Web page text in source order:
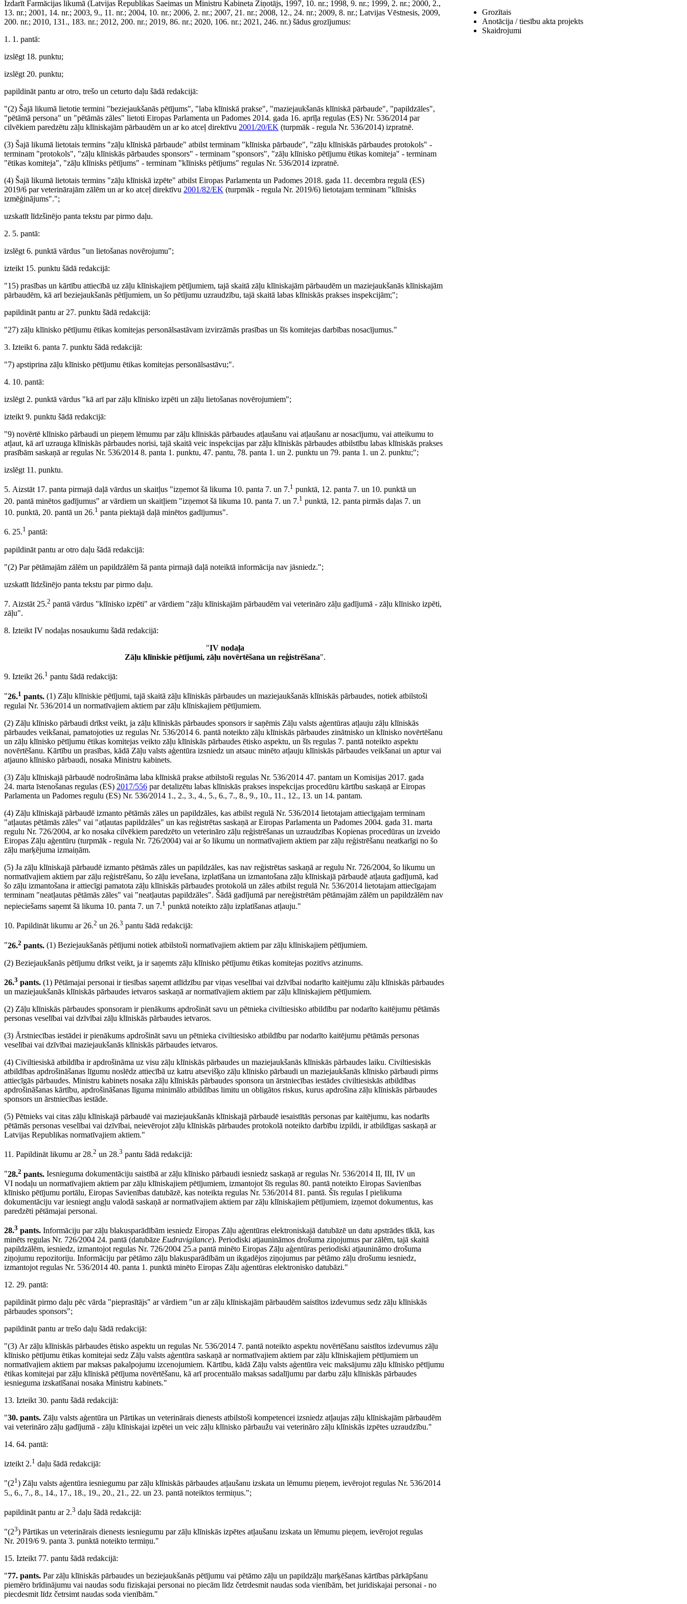
Izdarīt Farmācijas likumā (Latvijas Republikas Saeimas un Ministru Kabineta Ziņotājs, 1997, 10. nr.; 1998, 9. nr.; 1999, 2. nr.; 2000, 2.,
13. nr.; 2001, 14. nr.; 2003, 9., 11. nr.; 2004, 10. nr.; 2006, 2. nr.; 2007, 21. nr.; 2008, 12., 24. nr.; 2009, 8. nr.; Latvijas Vēstnesis, 2009,
200. nr.; 2010, 131., 183. nr.; 2012, 200. nr.; 2019, 86. nr.; 2020, 106. nr.; 2021, 246. nr.) šādus grozījumus:
1. 1. pantā:
izslēgt 18. punktu;
izslēgt 20. punktu;
papildināt pantu ar otro, trešo un ceturto daļu šādā redakcijā:
"(2) Šajā likumā lietotie termini "beziejaukšanās pētījums", "laba klīniskā prakse", "maziejaukšanās klīniskā pārbaude", "papildzāles",
"pētāmā persona" un "pētāmās zāles" lietoti Eiropas Parlamenta un Padomes 2014. gada 16. aprīļa regulas (ES) Nr. 536/2014 par
cilvēkiem paredzētu zāļu klīniskajām pārbaudēm un ar ko atceļ direktīvu 2001/20/EK (turpmāk - regula Nr. 536/2014) izpratnē.
(3) Šajā likumā lietotais termins "zāļu klīniskā pārbaude" atbilst terminam "klīniska pārbaude", "zāļu klīniskās pārbaudes protokols" -
terminam "protokols", "zāļu klīniskās pārbaudes sponsors" - terminam "sponsors", "zāļu klīnisko pētījumu ētikas komiteja" - terminam
"ētikas komiteja", "zāļu klīnisks pētījums" - terminam "klīnisks pētījums" regulas Nr. 536/2014 izpratnē.
(4) Šajā likumā lietotais termins "zāļu klīniskā izpēte" atbilst Eiropas Parlamenta un Padomes 2018. gada 11. decembra regulā (ES)
2019/6 par veterinārajām zālēm un ar ko atceļ direktīvu 2001/82/EK (turpmāk - regula Nr. 2019/6) lietotajam terminam "klīnisks
izmēģinājums".";
uzskatīt līdzšinējo panta tekstu par pirmo daļu.
2. 5. pantā:
izslēgt 6. punktā vārdus "un lietošanas novērojumu";
izteikt 15. punktu šādā redakcijā:
"15) prasības un kārtību attiecībā uz zāļu klīniskajiem pētījumiem, tajā skaitā zāļu klīniskajām pārbaudēm un maziejaukšanās klīniskajām
pārbaudēm, kā arī beziejaukšanās pētījumiem, un šo pētījumu uzraudzību, tajā skaitā labas klīniskās prakses inspekcijām;";
papildināt pantu ar 27. punktu šādā redakcijā:
"27) zāļu klīnisko pētījumu ētikas komitejas personālsastāvam izvirzāmās prasības un šīs komitejas darbības nosacījumus."
3. Izteikt 6. panta 7. punktu šādā redakcijā:
"7) apstiprina zāļu klīnisko pētījumu ētikas komitejas personālsastāvu;".
4. 10. pantā:
izslēgt 2. punktā vārdus "kā arī par zāļu klīnisko izpēti un zāļu lietošanas novērojumiem";
izteikt 9. punktu šādā redakcijā:
"9) novērtē klīnisko pārbaudi un pieņem lēmumu par zāļu klīniskās pārbaudes atļaušanu vai atļaušanu ar nosacījumu, vai atteikumu to
atļaut, kā arī uzrauga klīniskās pārbaudes norisi, tajā skaitā veic inspekcijas par zāļu klīniskās pārbaudes atbilstību labas klīniskās prakses
prasībām saskaņā ar regulas Nr. 536/2014 8. panta 1. punktu, 47. pantu, 78. panta 1. un 2. punktu un 79. panta 1. un 2. punktu;";
izslēgt 11. punktu.
5. Aizstāt 17. panta pirmajā daļā vārdus un skaitļus "izņemot šā likuma 10. panta 7. un 7.1 punktā, 12. panta 7. un 10. punktā un
20. pantā minētos gadījumus" ar vārdiem un skaitļiem "izņemot šā likuma 10. panta 7. un 7.1 punktā, 12. panta pirmās daļas 7. un
10. punktā, 20. pantā un 26.1 panta piektajā daļā minētos gadījumus".
6. 25.1 pantā:
papildināt pantu ar otro daļu šādā redakcijā:
"(2) Par pētāmajām zālēm un papildzālēm šā panta pirmajā daļā noteiktā informācija nav jāsniedz.";
uzskatīt līdzšinējo panta tekstu par pirmo daļu.
7. Aizstāt 25.2 pantā vārdus "klīnisko izpēti" ar vārdiem "zāļu klīniskajām pārbaudēm vai veterināro zāļu gadījumā - zāļu klīnisko izpēti,
zāļu".
8. Izteikt IV nodaļas nosaukumu šādā redakcijā:
"IV nodaļa
Zāļu klīniskie pētījumi, zāļu novērtēšana un reģistrēšana".
9. Izteikt 26.1 pantu šādā redakcijā:
"26.1 pants. (1) Zāļu klīniskie pētījumi, tajā skaitā zāļu klīniskās pārbaudes un maziejaukšanās klīniskās pārbaudes, notiek atbilstoši
regulai Nr. 536/2014 un normatīvajiem aktiem par zāļu klīniskajiem pētījumiem.
(2) Zāļu klīnisko pārbaudi drīkst veikt, ja zāļu klīniskās pārbaudes sponsors ir saņēmis Zāļu valsts aģentūras atļauju zāļu klīniskās
pārbaudes veikšanai, pamatojoties uz regulas Nr. 536/2014 6. pantā noteikto zāļu klīniskās pārbaudes zinātnisko un klīnisko novērtēšanu
un zāļu klīnisko pētījumu ētikas komitejas veikto zāļu klīniskās pārbaudes ētisko aspektu, un šīs regulas 7. pantā noteikto aspektu
novērtēšanu. Kārtību un prasības, kādā Zāļu valsts aģentūra izsniedz un atsauc minēto atļauju klīniskās pārbaudes veikšanai un aptur vai
atjauno klīnisko pārbaudi, nosaka Ministru kabinets.
(3) Zāļu klīniskajā pārbaudē nodrošināma laba klīniskā prakse atbilstoši regulas Nr. 536/2014 47. pantam un Komisijas 2017. gada
24. marta īstenošanas regulas (ES) 2017/556 par detalizētu labas klīniskās prakses inspekcijas procedūru kārtību saskaņā ar Eiropas
Parlamenta un Padomes regulu (ES) Nr. 536/2014 1., 2., 3., 4., 5., 6., 7., 8., 9., 10., 11., 12., 13. un 14. pantam.
(4) Zāļu klīniskajā pārbaudē izmanto pētāmās zāles un papildzāles, kas atbilst regulā Nr. 536/2014 lietotajam attiecīgajam terminam
"atļautas pētāmās zāles" vai "atļautas papildzāles" un kas reģistrētas saskaņā ar Eiropas Parlamenta un Padomes 2004. gada 31. marta
regulu Nr. 726/2004, ar ko nosaka cilvēkiem paredzēto un veterināro zāļu reģistrēšanas un uzraudzības Kopienas procedūras un izveido
Eiropas Zāļu aģentūru (turpmāk - regula Nr. 726/2004) vai ar šo likumu un normatīvajiem aktiem par zāļu reģistrēšanu neatkarīgi no šo
zāļu marķējuma izmaiņām.
(5) Ja zāļu klīniskajā pārbaudē izmanto pētāmās zāles un papildzāles, kas nav reģistrētas saskaņā ar regulu Nr. 726/2004, šo likumu un
normatīvajiem aktiem par zāļu reģistrēšanu, šo zāļu ievešana, izplatīšana un izmantošana zāļu klīniskajā pārbaudē atļauta gadījumā, kad
šo zāļu izmantošana ir attiecīgi pamatota zāļu klīniskās pārbaudes protokolā un zāles atbilst regulā Nr. 536/2014 lietotajam attiecīgajam
terminam "neatļautas pētāmās zāles" vai "neatļautas papildzāles". Šādā gadījumā par nereģistrētām pētāmajām zālēm un papildzālēm nav
nepieciešams saņemt šā likuma 10. panta 7. un 7.1 punktā noteikto zāļu izplatīšanas atļauju."
10. Papildināt likumu ar 26.2 un 26.3 pantu šādā redakcijā:
"26.2 pants. (1) Beziejaukšanās pētījumi notiek atbilstoši normatīvajiem aktiem par zāļu klīniskajiem pētījumiem.
(2) Beziejaukšanās pētījumu drīkst veikt, ja ir saņemts zāļu klīnisko pētījumu ētikas komitejas pozitīvs atzinums.
26.3 pants. (1) Pētāmajai personai ir tiesības saņemt atlīdzību par viņas veselībai vai dzīvībai nodarīto kaitējumu zāļu klīniskās pārbaudes
un maziejaukšanās klīniskās pārbaudes ietvaros saskaņā ar normatīvajiem aktiem par zāļu klīniskajiem pētījumiem.
(2) Zāļu klīniskās pārbaudes sponsoram ir pienākums apdrošināt savu un pētnieka civiltiesisko atbildību par nodarīto kaitējumu pētāmās
personas veselībai vai dzīvībai zāļu klīniskās pārbaudes ietvaros.
(3) Ārstniecības iestādei ir pienākums apdrošināt savu un pētnieka civiltiesisko atbildību par nodarīto kaitējumu pētāmās personas
veselībai vai dzīvībai maziejaukšanās klīniskās pārbaudes ietvaros.
(4) Civiltiesiskā atbildība ir apdrošināma uz visu zāļu klīniskās pārbaudes un maziejaukšanās klīniskās pārbaudes laiku. Civiltiesiskās
atbildības apdrošināšanas līgumu noslēdz attiecībā uz katru atsevišķo zāļu klīnisko pārbaudi un maziejaukšanās klīnisko pārbaudi pirms
attiecīgās pārbaudes. Ministru kabinets nosaka zāļu klīniskās pārbaudes sponsora un ārstniecības iestādes civiltiesiskās atbildības
apdrošināšanas kārtību, apdrošināšanas līguma minimālo atbildības limitu un obligātos riskus, kurus apdrošina zāļu klīniskās pārbaudes
sponsors un ārstniecības iestāde.
(5) Pētnieks vai citas zāļu klīniskajā pārbaudē vai maziejaukšanās klīniskajā pārbaudē iesaistītās personas par kaitējumu, kas nodarīts
pētāmās personas veselībai vai dzīvībai, neievērojot zāļu klīniskās pārbaudes protokolā noteikto darbību izpildi, ir atbildīgas saskaņā ar
Latvijas Republikas normatīvajiem aktiem."
11. Papildināt likumu ar 28.2 un 28.3 pantu šādā redakcijā:
"28.2 pants. Iesnieguma dokumentāciju saistībā ar zāļu klīnisko pārbaudi iesniedz saskaņā ar regulas Nr. 536/2014 II, III, IV un
VI nodaļu un normatīvajiem aktiem par zāļu klīniskajiem pētījumiem, izmantojot šīs regulas 80. pantā noteikto Eiropas Savienības
klīnisko pētījumu portālu, Eiropas Savienības datubāzē, kas noteikta regulas Nr. 536/2014 81. pantā. Šīs regulas I pielikuma
dokumentāciju var iesniegt angļu valodā saskaņā ar normatīvajiem aktiem par zāļu klīniskajiem pētījumiem, izņemot dokumentus, kas
paredzēti pētāmajai personai.
28.3 pants. Informāciju par zāļu blakusparādībām iesniedz Eiropas Zāļu aģentūras elektroniskajā datubāzē un datu apstrādes tīklā, kas
minēts regulas Nr. 726/2004 24. pantā (datubāze Eudravigilance). Periodiski atjaunināmos drošuma ziņojumus par zālēm, tajā skaitā
papildzālēm, iesniedz, izmantojot regulas Nr. 726/2004 25.a pantā minēto Eiropas Zāļu aģentūras periodiski atjaunināmo drošuma
ziņojumu repozitoriju. Informāciju par pētāmo zāļu blakusparādībām un ikgadējos ziņojumus par pētāmo zāļu drošumu iesniedz,
izmantojot regulas Nr. 536/2014 40. panta 1. punktā minēto Eiropas Zāļu aģentūras elektronisko datubāzi."
12. 29. pantā:
papildināt pirmo daļu pēc vārda "pieprasītājs" ar vārdiem "un ar zāļu klīniskajām pārbaudēm saistītos izdevumus sedz zāļu klīniskās
pārbaudes sponsors";
papildināt pantu ar trešo daļu šādā redakcijā:
"(3) Ar zāļu klīniskās pārbaudes ētisko aspektu un regulas Nr. 536/2014 7. pantā noteikto aspektu novērtēšanu saistītos izdevumus zāļu
klīnisko pētījumu ētikas komitejai sedz Zāļu valsts aģentūra saskaņā ar normatīvajiem aktiem par zāļu klīniskajiem pētījumiem un
normatīvajiem aktiem par maksas pakalpojumu izcenojumiem. Kārtību, kādā Zāļu valsts aģentūra veic maksājumu zāļu klīnisko pētījumu
ētikas komitejai par zāļu klīniskā pētījuma novērtēšanu, kā arī procentuālo maksas sadalījumu par darbu zāļu klīniskās pārbaudes
iesnieguma izskatīšanai nosaka Ministru kabinets."
13. Izteikt 30. pantu šādā redakcijā:
"30. pants. Zāļu valsts aģentūra un Pārtikas un veterinārais dienests atbilstoši kompetencei izsniedz atļaujas zāļu klīniskajām pārbaudēm
vai veterināro zāļu gadījumā - zāļu klīniskajai izpētei un veic zāļu klīnisko pārbaužu vai veterināro zāļu klīniskās izpētes uzraudzību."
14. 64. pantā:
izteikt 2.1 daļu šādā redakcijā:
"(21) Zāļu valsts aģentūra iesniegumu par zāļu klīniskās pārbaudes atļaušanu izskata un lēmumu pieņem, ievērojot regulas Nr. 536/2014
5., 6., 7., 8., 14., 17., 18., 19., 20., 21., 22. un 23. pantā noteiktos termiņus.";
papildināt pantu ar 2.3 daļu šādā redakcijā:
"(23) Pārtikas un veterinārais dienests iesniegumu par zāļu klīniskās izpētes atļaušanu izskata un lēmumu pieņem, ievērojot regulas
Nr. 2019/6 9. panta 3. punktā noteikto termiņu."
15. Izteikt 77. pantu šādā redakcijā:
"77. pants. Par zāļu klīniskās pārbaudes un beziejaukšanās pētījumu vai pētāmo zāļu un papildzāļu marķēšanas kārtības pārkāpšanu
piemēro brīdinājumu vai naudas sodu fiziskajai personai no piecām līdz četrdesmit naudas soda vienībām, bet juridiskajai personai - no
piecdesmit līdz četrsimt naudas soda vienībām."
Grozītais
Anotācija / tiesību akta projekts
Skaidrojumi